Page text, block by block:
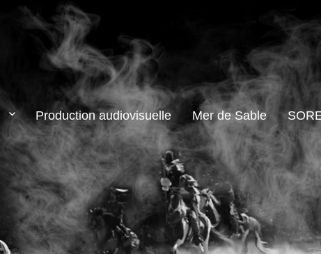
Production audiovisuelle Mer de Sable